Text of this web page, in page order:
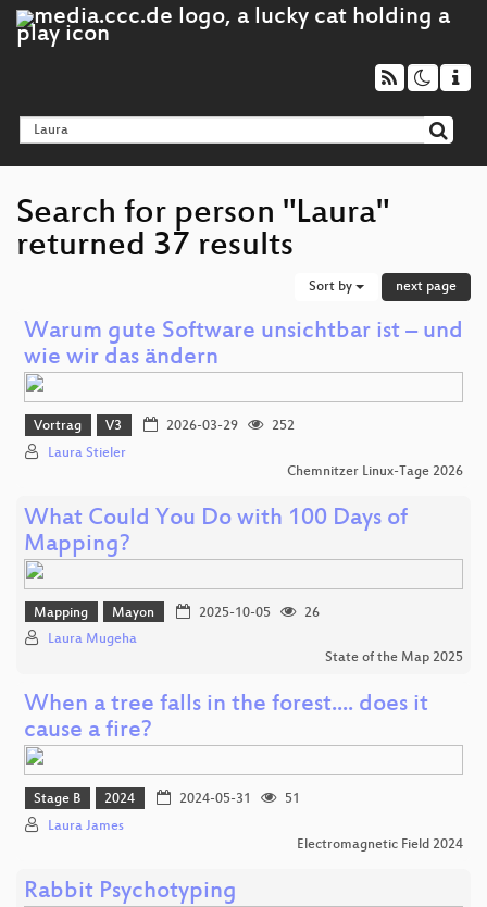
Search for person "Laura"
returned 37 results
Sort by next page
Warum gute Software unsichtbar ist – und
wie wir das ändern
Vortrag V3 2026-03-29
252
Laura Stieler
Chemnitzer Linux-Tage 2026
What Could You Do with 100 Days of
Mapping?
Mapping Mayon 2025-10-05
26
Laura Mugeha
State of the Map 2025
When a tree falls in the forest.... does it
cause a fire?
Stage B 2024 2024-05-31
51
Laura James
Electromagnetic Field 2024
Rabbit Psychotyping